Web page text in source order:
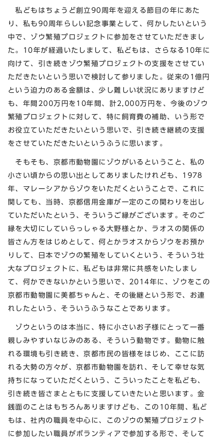
私どもはちょうど創立90周年を迎える節目の年にあた
り、私も90周年らしい記念事業として、何かしたいという
中で、ゾウ繁殖プロジェクトに参加をさせていただきまし
た。10年が経過いたしまして、私どもは、さらなる10年に
向けて、引き続きゾウ繁殖プロジェクトの支援をさせてい
ただきたいという思いで検討して参りました。従来の1億円
という迫力のある金額は、少し難しい状況にありますけど
も、年間200万円を10年間、計2,000万円を、今後のゾウ
繁殖プロジェクトに対して、特に飼育費の補助、いう形で
お役立ていただきたいという思いで、引き続き継続の支援
をさせていただきたいというふうに思います。
そもそも、京都市動物園にゾウがいるということ、私の
小さい頃からの思い出としてありましたけれども、1978
年、マレーシアからゾウをいただくということで、これに
関しても、当時、京都信用金庫が一定のこの関わりを出し
ていただいたという、そういうご縁がございます。そのご
縁を大切にしていらっしゃる大野様とか、ラオスの関係の
皆さん方をはじめとして、何とかラオスからゾウをお預か
りして、日本でゾウの繁殖をしていくという、そういう壮
大なプロジェクトに、私どもは非常に共感をいたしまし
て、何かできないかという思いで、2014年に、ゾウをこの
京都市動物園に美都ちゃんと、その後継という形で、お連
れしたという、そういうふうなことであります。
ゾウというのは本当に、特に小さいお子様にとって一番
親しみやすいなじみのある、そういう動物です。動物に触
れる環境も引き続き、京都市民の皆様をはじめ、ここに訪
れる大勢の方々が、京都市動物園を訪れ、そして幸せな気
持ちになっていただくという、こういったことを私ども、
引き続き皆さまとともに支援していきたいと思います。金
銭面のことはもちろんありますけども、この10年間、私ど
もは、社内の職員を中心に、このゾウの繁殖プロジェクト
に参加したい職員がボランティアで参加する形で、そして